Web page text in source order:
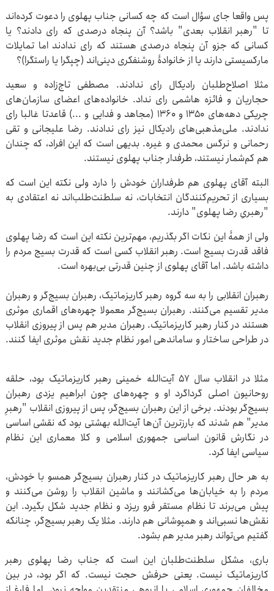
پس واقعا جای سؤال است که چه کسانی جناب پهلوی را دعوت کرده‌اند
تا "رهبر انقلاب بعدی" باشد؟ آن پنجاه درصدی که رای دادند؟ یا
کسانی که جزو آن پنجاه درصدی هستند که رای ندادند اما تمایلات
مارکسیستی دارند یا از خانوادۀ روشنفکری دینی‌اند (چپگرا یا راستگرا)؟
مثلا اصلاح‌طلبان رادیکال رای ندادند. مصطفی تاج‌زاده و سعید
حجاریان و فائزه هاشمی رای نداد. خانواده‌های اعضای سازمان‌های
چریکی دهه‌های ۱۳۵۰ و ۱۳۶۰ (مجاهد و فدایی و ...) قاعدتا غالبا رای
ندادند. ملی‌مذهبی‌های رادیکال نیز رای ندادند. رضا علیجانی و تقی
رحمانی و نرگس محمدی و غیره. بدیهی است که این افراد، که چندان
هم کم‌شمار نیستند، طرفدار جناب پهلوی نیستند.
البته آقای پهلوی هم طرفداران خودش را دارد ولی نکته این است که
بسیاری از تحریم‌کنندگان انتخابات، نه سلطنت‌طلب‌اند نه اعتقادی به
"رهبریِ رضا پهلوی" دارند.
ولی از همۀ این نکات اگر بگذریم، مهم‌ترین نکته این است که رضا پهلوی
فاقد قدرت بسیج است. رهبر انقلاب کسی است که قدرت بسیج مردم را
داشته باشد. اما آقای پهلوی از چنین قدرتی بی‌بهره‌ است.
رهبران انقلابی را به سه گروه رهبر کاریزماتیک، رهبران بسیج‌گر و رهبران
مدیر تقسیم می‌کنند. رهبران بسیج‌گر معمولا چهره‌های اقماری موثری
هستند در کنار رهبر کاریزماتیک. رهبران مدیر هم پس از پیروزی انقلاب
در طراحی ساختار و ساماندهی امور نظام جدید نقش موثری ایفا کنند.
مثلا در انقلاب سال ۵۷ آیت‌الله خمینی رهبر کاریزماتیک بود، حلقه
روحانیون اصلی گرداگرد او و چهره‌های چون ابراهیم یزدی رهبران
بسیج‌گر بودند. برخی از این رهبران بسیج‌گر، پس از پیروزی انقلاب "رهبرِ
مدیر" هم شدند که بارزترین آن‌ها آیت‌الله بهشتی بود که نقشی اساسی
در نگارش قانون اساسی جمهوری اسلامی و کلا معماری این نظام
سیاسی ایفا کرد.
به هر حال رهبر کاریزماتیک در کنار رهبران بسیج‌گر همسو با خودش،
مردم را به خیابان‌ها می‌کشانند و ماشین انقلاب را روشن می‌کنند و
پیش می‌برند تا نظام مستقر فرو ریزد و نظام جدید شکل بگیرد. این
نقش‌ها نسبی‌اند و همپوشانی هم دارند. مثلا یک رهبر بسیج‌گر، چنانکه
گفتیم می‌تواند رهبر مدیر هم بشود.
باری، مشکل سلطنت‌طلبان این است که جناب رضا پهلوی رهبر
کاریزماتیک نیست. یعنی حرفش حجت نیست. که اگر بود، در بین